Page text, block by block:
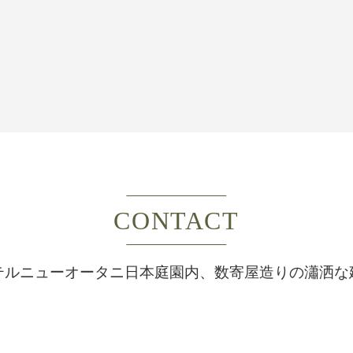
CONTACT
ルニューオータニ日本庭園内、 数寄屋造りの瀟洒な